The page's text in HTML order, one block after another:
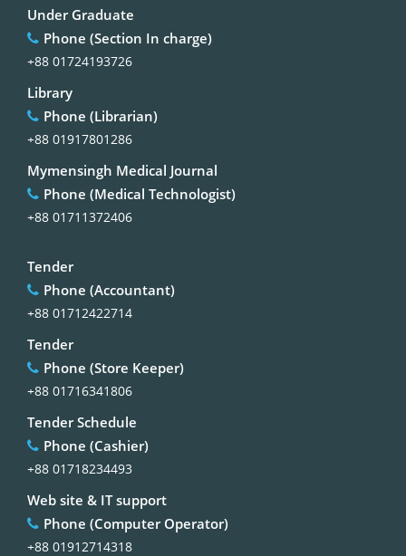
Under Graduate
Phone (Section In charge)
+88 01724193726
Library
Phone (Librarian)
+88 01917801286
Mymensingh Medical Journal
Phone (Medical Technologist)
+88 01711372406
Tender
Phone (Accountant)
+88 01712422714
Tender
Phone (Store Keeper)
+88 01716341806
Tender Schedule
Phone (Cashier)
+88 01718234493
Web site & IT support
Phone (Computer Operator)
+88 01912714318